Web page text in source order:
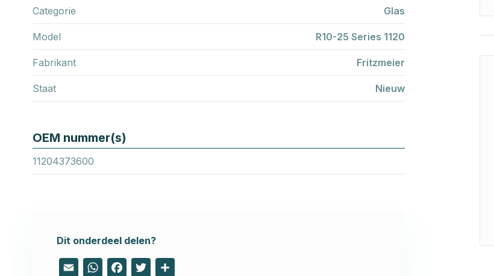
Categorie Glas
Model R10-25 Series 1120
Fabrikant Fritzmeier
Staat Nieuw
OEM nummer(s)
11204373600
Dit onderdeel delen?
Email WhatsApp
FacebookTwitter